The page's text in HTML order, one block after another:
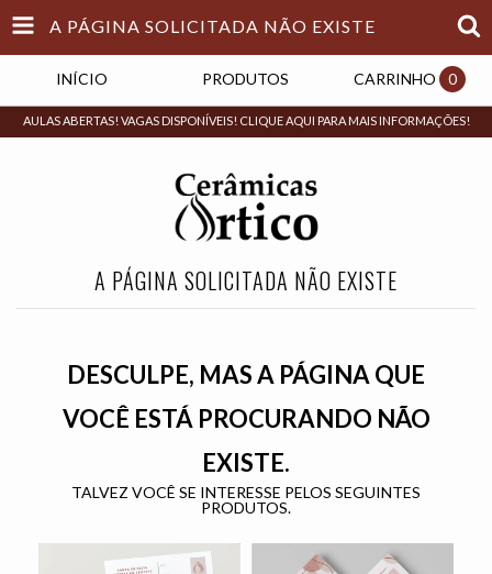
A PÁGINA SOLICITADA NÃO EXISTE
INÍCIO PRODUTOS CARRINHO 0
AULAS ABERTAS! VAGAS DISPONÍVEIS! CLIQUE AQUI PARA MAIS INFORMAÇÕES!
A PÁGINA SOLICITADA NÃO EXISTE
DESCULPE, MAS A PÁGINA QUE
VOCÊ ESTÁ PROCURANDO NÃO
EXISTE.
TALVEZ VOCÊ SE INTERESSE PELOS SEGUINTES
PRODUTOS.